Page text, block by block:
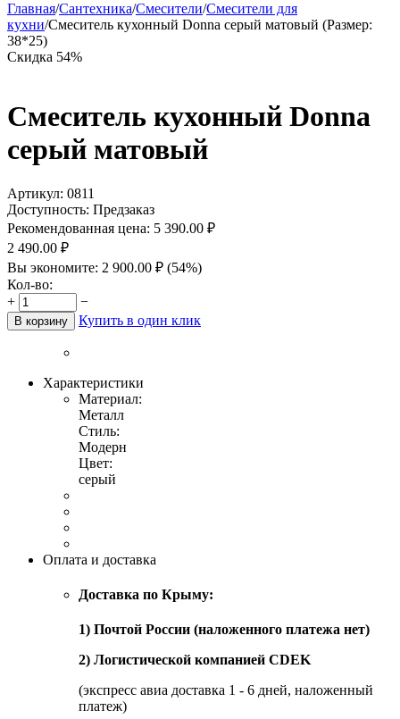
Главная/Сантехника/Смесители/Смесители для
кухни/Смеситель кухонный Donna серый матовый (Размер:
38*25)
Скидка 54%
Смеситель кухонный Donna
серый матовый
Артикул: 0811
Доступность: Предзаказ
Рекомендованная цена: 5 390.00 ₽
2 490.00 ₽
Вы экономите: 2 900.00 ₽ (54%)
Кол-во:
+
−
В корзину Купить в один клик
Характеристики
Материал:
Металл
Стиль:
Модерн
Цвет:
серый
Оплата и доставка
Доставка по Крыму:
1) Почтой России (наложенного платежа нет)
2) Логистической компанией CDEK
(экспресс авиа доставка 1 - 6 дней, наложенный
платеж)